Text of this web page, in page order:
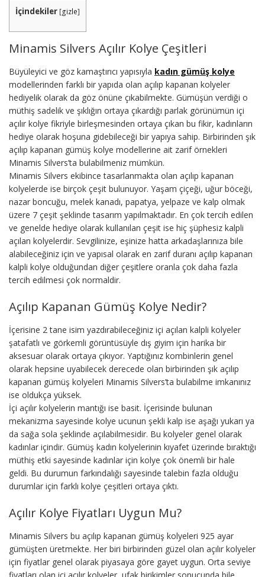
İçindekiler [gizle]
Minamis Silvers Açılır Kolye Çeşitleri
Büyüleyici ve göz kamaştırıcı yapısıyla kadın gümüş kolye
modellerinden farklı bir yapıda olan açılıp kapanan kolyeler
hediyelik olarak da göz önüne çıkabilmekte. Gümüşün verdiği o
müthiş sadelik ve şıklığın ortaya çıkardığı parlak görünümün içi
açılır kolye fikriyle birleşmesinden ortaya çıkan bu fikir, kadınların
hediye olarak hoşuna gidebileceği bir yapıya sahip. Birbirinden şık
açılıp kapanan gümüş kolye modellerine ait zarif örnekleri
Minamis Silvers’ta bulabilmeniz mümkün.
Minamis Silvers ekibince tasarlanmakta olan açılıp kapanan
kolyelerde ise birçok çeşit bulunuyor. Yaşam çiçeği, uğur böceği,
nazar boncuğu, melek kanadı, papatya, yelpaze ve kalp olmak
üzere 7 çeşit şeklinde tasarım yapılmaktadır. En çok tercih edilen
ve genelde hediye olarak kullanılan çeşit ise hiç şüphesiz kalpli
açılan kolyelerdir. Sevgilinize, eşinize hatta arkadaşlarınıza bile
alabileceğiniz için ve yapısal olarak en zarif duranı açılıp kapanan
kalpli kolye olduğundan diğer çeşitlere oranla çok daha fazla
tercih edilmesi çok normaldir.
Açılıp Kapanan Gümüş Kolye Nedir?
İçerisine 2 tane isim yazdırabileceğiniz içi açılan kalpli kolyeler
şatafatlı ve görkemli görüntüsüyle dış giyim için harika bir
aksesuar olarak ortaya çıkıyor. Yaptığınız kombinlerin genel
olarak hepsine uyabilecek derecede olan birbirinden şık açılıp
kapanan gümüş kolyeleri Minamis Silvers’ta bulabilme imkanınız
ise oldukça yüksek.
İçi açılır kolyelerin mantığı ise basit. İçerisinde bulunan
mekanizma sayesinde kolye ucunun şekli kalp ise aşağı yukarı ya
da sağa sola şeklinde açılabilmesidir. Bu kolyeler genel olarak
kadınlar içindir. Gümüş kadın kolyelerinin kıyafet üzerinde bıraktığı
müthiş etki sayesinde kadınlar için kolye çok önemli bir hale
geldi. Bu durumun farkındalığı sayesinde talebin fazla olduğu
durumlar için farklı kolye çeşitleri ortaya çıktı.
Açılır Kolye Fiyatları Uygun Mu?
Minamis Silvers bu açılıp kapanan gümüş kolyeleri 925 ayar
gümüşten üretmekte. Her biri birbirinden güzel olan açılır kolyeler
için fiyatlar genel olarak piyasaya göre gayet uygun. Orta seviye